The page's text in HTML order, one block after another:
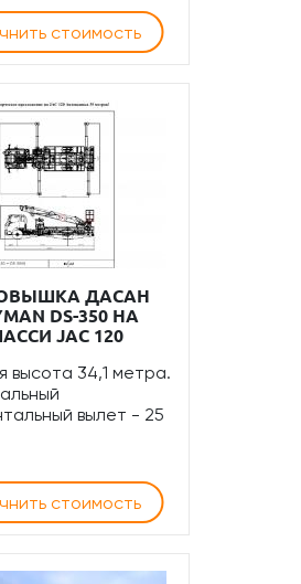
стоимость
ДАСАН
DS-350 НА
JAC 120
высота 34,1 метра.
вылет - 25
стоимость